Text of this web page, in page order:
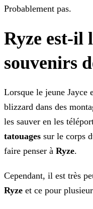
Probablement pas.
Ryze est-il
souvenirs
Lorsque le jeune Jayce
blizzard dans des
les sauver en les
tatouages sur le corps
faire penser à Ryze.
Cependant, il est très
Ryze et ce pour